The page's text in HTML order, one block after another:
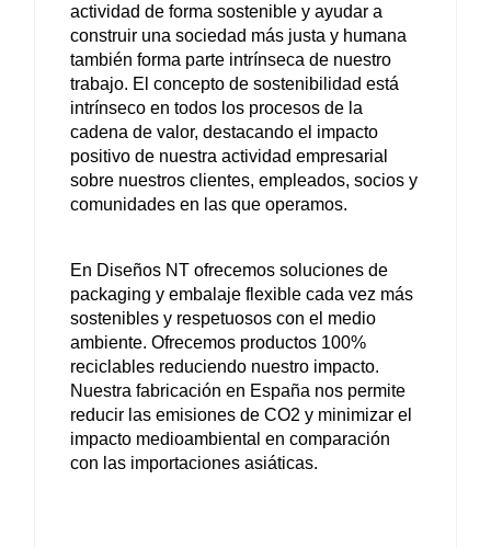
actividad de forma sostenible y ayudar a
construir una sociedad más justa y humana
también forma parte intrínseca de nuestro
trabajo. El concepto de sostenibilidad está
intrínseco en todos los procesos de la
cadena de valor, destacando el impacto
positivo de nuestra actividad empresarial
sobre nuestros clientes, empleados, socios y
comunidades en las que operamos.
En Diseños NT ofrecemos soluciones de
packaging y embalaje flexible cada vez más
sostenibles y respetuosos con el medio
ambiente. Ofrecemos productos 100%
reciclables reduciendo nuestro impacto.
Nuestra fabricación en España nos permite
reducir las emisiones de CO2 y minimizar el
impacto medioambiental en comparación
con las importaciones asiáticas.